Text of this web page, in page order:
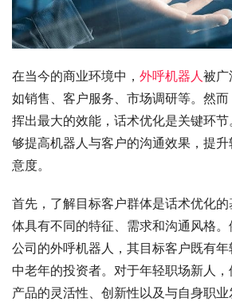
在当今的商业环境中， 外呼机器人被广
如销售、客户服务、市场调研等。然而
挥出最大的效能，话术优化是关键环
够提高机器人与客户的沟通效果，提
意度。
首先，了解目标客户群体是话术优化
体具有不同的特征、需求和沟通风格
公司的外呼机器人，其目标客户既有
中老年的投资者。对于年轻职场新人
产品的灵活性、创新性以及与自身职